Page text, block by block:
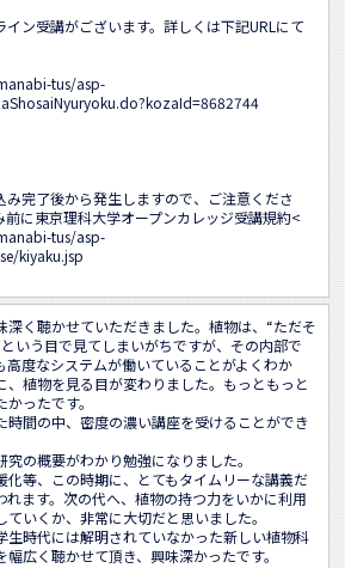
ン受講がございます。詳しくは下記URLにて
tus/asp-
完了後から発生しますので、ご注意くださ
前に東京理科大学オープンカレッジ受講規約<
tus/asp-
kiyaku.jsp
深く聴かせていただきました。植物は、“ただそ
いう目で見てしまいがちですが、その内部で
高度なシステムが働いていることがよくわか
、植物を見る目が変わりました。もっともっと
ったです。
時間の中、密度の濃い講座を受けることができ
究の概要がわかり勉強になりました。
化等、この時期に、とてもタイムリーな講義だ
れます。次の代へ、植物の持つ力をいかに利用
ていくか、非常に大切だと思いました。
生時代には解明されていなかった新しい植物科
幅広く聴かせて頂き、興味深かったです。